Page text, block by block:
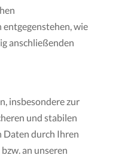
wie
anschließenden
insbesondere zur
und stabilen
durch Ihren
an unseren